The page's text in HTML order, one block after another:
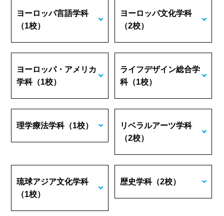
ヨーロッパ言語学科
（1校）
ヨーロッパ文化学科
（2校）
ヨーロッパ・アメリカ
学科（1校）
ライフデザイン総合学
科（1校）
理学療法学科（1校）
リベラルアーツ学科
（2校）
琉球アジア文化学科
（1校）
歴史学科（2校）